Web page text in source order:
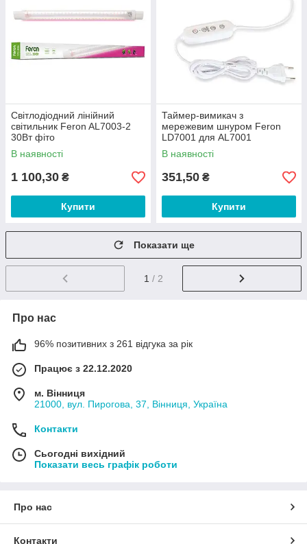
Світлодіодний лінійний
світильник Feron AL7003-2
30Вт фіто
В наявності
1 100,30 ₴
Купити
Таймер-вимикач з
мережевим шнуром Feron
LD7001 для AL7001
В наявності
351,50 ₴
Купити
Показати ще
1 / 2
Про нас
96% позитивних з 261 відгука за рік
Працює з 22.12.2020
м. Вінниця
21000, вул. Пирогова, 37, Вінниця, Україна
Контакти
Сьогодні вихідний
Показати весь графік роботи
Про нас
Контакти